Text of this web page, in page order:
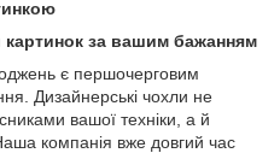
картинок за вашим бажанням
є першочерговим
Дизайнерські чохли не
вашої техніки, а й
компанія вже довгий час